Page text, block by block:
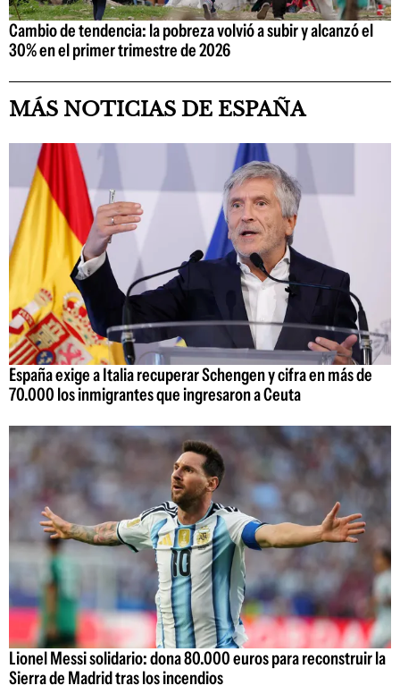
Cambio de tendencia: la pobreza volvió a subir y alcanzó el
30% en el primer trimestre de 2026
MÁS NOTICIAS DE ESPAÑA
España exige a Italia recuperar Schengen y cifra en más de
70.000 los inmigrantes que ingresaron a Ceuta
Lionel Messi solidario: dona 80.000 euros para reconstruir la
Sierra de Madrid tras los incendios